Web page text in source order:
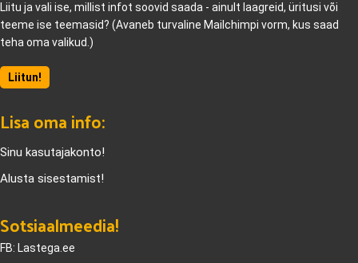
Liitu ja vali ise, millist infot soovid saada - ainult laagreid, üritusi või
teeme ise teemasid? (Avaneb turvaline Mailchimpi vorm, kus saad
teha oma valikud.)
Liitun!
Lisa oma info:
Sinu kasutajakonto!
Alusta sisestamist!
Sotsiaalmeedia!
FB: Lastega.ee